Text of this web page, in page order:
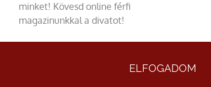
minket! Kövesd online férfi
magazinunkkal a divatot!
Adatvédelmi nyilatkozat
ELFOGADOM